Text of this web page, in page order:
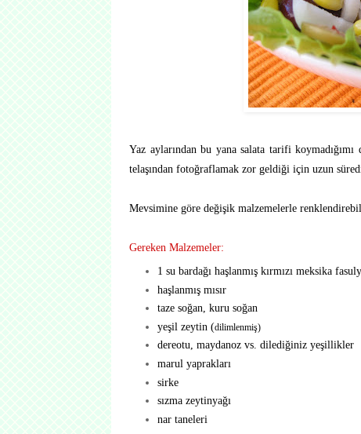
Yaz aylarından bu yana salata tarifi
telaşından fotoğraflamak zor geldiği için uzun
Mevsimine göre değişik malzemelerle
Gereken Malzemeler:
1 su bardağı haşlanmış kırmızı meksika
haşlanmış mısır
taze soğan, kuru soğan
yeşil zeytin (dilimlenmiş)
dereotu, maydanoz vs. dilediğiniz yeşillikler
marul yaprakları
sirke
sızma zeytinyağı
nar taneleri